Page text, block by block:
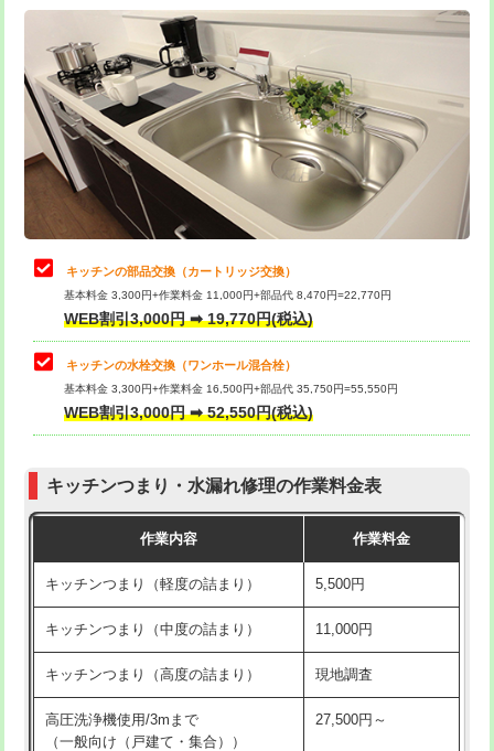
給水管工事※（バンド止め) 3,300円
給水管工事※（支持金具設置) 5,500円
給水管工事※（保温材使用（バンド止
め込み）)
5,500円
給水管工事※（土の掘削・埋め戻し作
11,000円
給水管工事※（塩ビ管（VP・HI）使
用/3ｍまで)
給水管工事※（塩ビ管（VP・HI）使
用（追加）/3ｍ超え)
給水管工事※（ライニング鋼管・銅
管・ポリ管・HT管使用/3ｍまで)
44,000円
管・ポリ管・HT管使用/3ｍ超え)
排水管工事（土の掘削・埋め戻し作
11,000円~
排水管工事（排水管工事/3ｍまで） 55,000円
排水管工事（追加 排水管工事/3ｍ超
+11,000円
マス交換（土の掘削・埋め戻し作業）
追加トーラー機使用/3m超え +3,300円
カメラ調査 33,000円
桝清掃 8,800円
止水・漏水調査・防水処理・清掃・修
理・調整・分解・加工など（軽作業）
11,000円
止水・漏水調査・防水処理・清掃・修
理・調整・分解・加工など（中作業）
22,000円
止水・漏水調査・防水処理・清掃・修
理・調整・分解・加工など（重作業）
33,000円
お風呂タンク脱着
その他部品の脱着
式・ワンホール）)
交換・取付(排水栓・排水トラップ
22,000円+材料費
キッチンの部品交換（カートリッジ交換）
基本料金 3,300円+作業料金 11,000円+部品代 8,470円=22,770円
WEB割引3,000円 ➡ 19,770円(税込)
キッチンの水栓交換（ワンホール混合栓）
基本料金 3,300円+作業料金 16,500円+部品代 35,750円=55,550円
WEB割引3,000円 ➡ 52,550円(税込)
キッチンつまり・水漏れ修理の作業料金表
作業内容 作業料金
キッチンつまり（軽度の詰まり） 5,500円
キッチンつまり（中度の詰まり） 11,000円
キッチンつまり（高度の詰まり） 現地調査
高圧洗浄機使用/3mまで
（一般向け（戸建て・集合））
27,500円～